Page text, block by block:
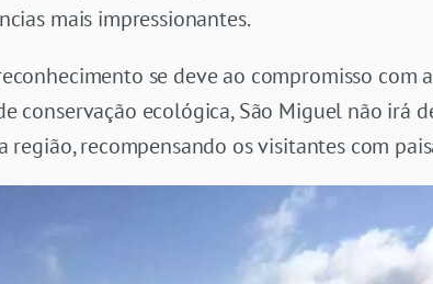
mais impressionantes.
se deve ao compromisso com
conservação ecológica, São Miguel não irá
região, recompensando os visitantes com